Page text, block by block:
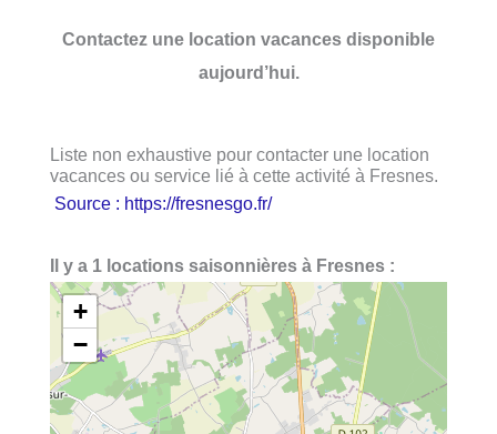
Contactez une location vacances disponible
aujourd’hui.
Liste non exhaustive pour contacter une location
vacances ou service lié à cette activité à Fresnes.
Source : https://fresnesgo.fr/
Il y a 1 locations saisonnières à Fresnes :
+
−